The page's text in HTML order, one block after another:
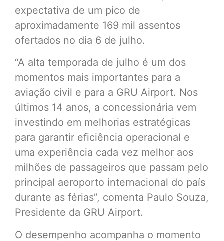
expectativa de um pico de
aproximadamente 169 mil assentos
ofertados no dia 6 de julho.
“A alta temporada de julho é um dos
momentos mais importantes para a
aviação civil e para a GRU Airport. Nos
últimos 14 anos, a concessionária vem
investindo em melhorias estratégicas
para garantir eficiência operacional e
uma experiência cada vez melhor aos
milhões de passageiros que passam pelo
principal aeroporto internacional do país
durante as férias”, comenta Paulo Souza,
Presidente da GRU Airport.
O desempenho acompanha o momento